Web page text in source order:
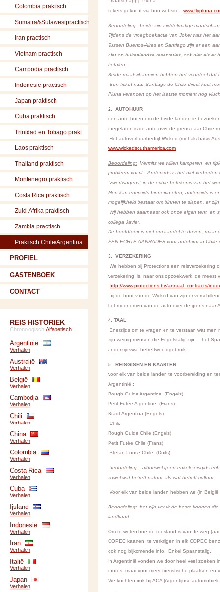
tickets gekocht via hun website
Beoordeling: beide zijn middelmatige
Tijdens de vroegboekactie van Joker
Tussen Buenos-Aires en Santiago zijn er een
niet op buitenlandse reservaties, ook niet als er
betalen.
Beide maatschappijen hebben het voordeel
Een ticket naar Santiago de Chile direct kost
Pluna verandert op het laatste moment nog
2. AUTOHUUR
een auto huren om de beide landen te
toegelaten is de auto over de grens naar Chiie
Het autoverhuurbedrijf Wicked (met als basis
www.wickedsouthamerica.com
Beoordeling: Vermits we willen kamperen en
probleem vormt. Anderzijds is het niet
"zwerfwagens" in de echte betekenis van het
Men kan enerzijds binnenin eten, anderzijds is
mogelijkheid bestaat om binnen te slapen, er
Wij hebben daarnaast ook onze eigen tent en
collega Javier.
De hoofdtoon is niet om handel te drijven, maar
EEN ECHTE AANRADER voor autohuur in Chile
3. VERZEKERING
We hebben bij Protections een reisverzekering
verzekering is, naar ons opzoekwerk, de
http://www.protections.be/annual_contracts/
bij de huur van de Wicked van zijn er
het meenemen van de auto over de grens naar
4. TAAL
Enerzijds om te vragen en te verstaan wat
zijn weinig mensen die Engelstalig zijn. het
anderzijdswat betreftwoordgebruik
5. REISGISEN EN KAARTEN
voor elk van beide landen te voorbereiding en
Argentinië :
Rough Guide Argentina (Engels)
Petit Futée Argentine (Frans)
Bradt Argentina (Engels)
Chili:
Rough Guide Chile (Engels)
Petit Futée Chile (Frans)
Stefan Loose Chile (Duits)
beoordeling: alhoewel geen enkelereisgids
zowel wat betreft natuur, als wat betreft
Voor elk van beide landen hebben we (in
Beoordeling: het zijn veruit de beste kaarten die
landkaart.
Om te weten hoe de toestand is van de weg
COPEC kaarten, te verkrijgen in elk COPEC
ook nog bijkomende info. Enkel Spaanstalig.
In Argentinië vonden we door heel veel zoeken
routes, maar voor meer toeristische plaatsen en
We kochten ook bij ACA (Argentijnse
Colombia praktisch
Sumatra&Sulawesipractisch
Iran practisch
Vietnam practisch
Cambodia practisch
Indonesië practisch
Japan praktisch
Cuba praktisch
Trinidad en Tobago prakti
Laos praktisch
Thailand praktisch
Montenegro praktisch
Costa Rica praktisch
Zuid-Afrika praktisch
Zambia practisch
Praktisch Chile/Argentina
PROFIEL
GASTENBOEK
CONTACT
REIS HISTORIEK
Chronologisch|Alfabetisch
Argentinië
Verhalen
Australië
Verhalen
België
Verhalen
Cambodja
Verhalen
Chili
Verhalen
China
Verhalen
Colombia
Verhalen
Costa Rica
Verhalen
Cuba
Verhalen
Ijsland
Verhalen
Indonesië
Verhalen
Iran
Verhalen
Italië
Verhalen
Japan
Verhalen